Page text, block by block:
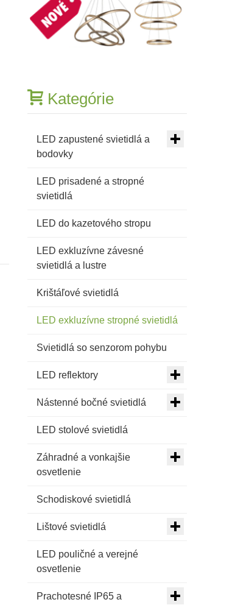
Kategórie
LED zapustené svietidlá a
bodovky
LED prisadené a stropné
svietidlá
LED do kazetového stropu
LED exkluzívne závesné
svietidlá a lustre
Krištáľové svietidlá
LED exkluzívne stropné svietidlá
Svietidlá so senzorom pohybu
LED reflektory
Nástenné bočné svietidlá
LED stolové svietidlá
Záhradné a vonkajšie
osvetlenie
Schodiskové svietidlá
Lištové svietidlá
LED pouličné a verejné
osvetlenie
Prachotesné IP65 a